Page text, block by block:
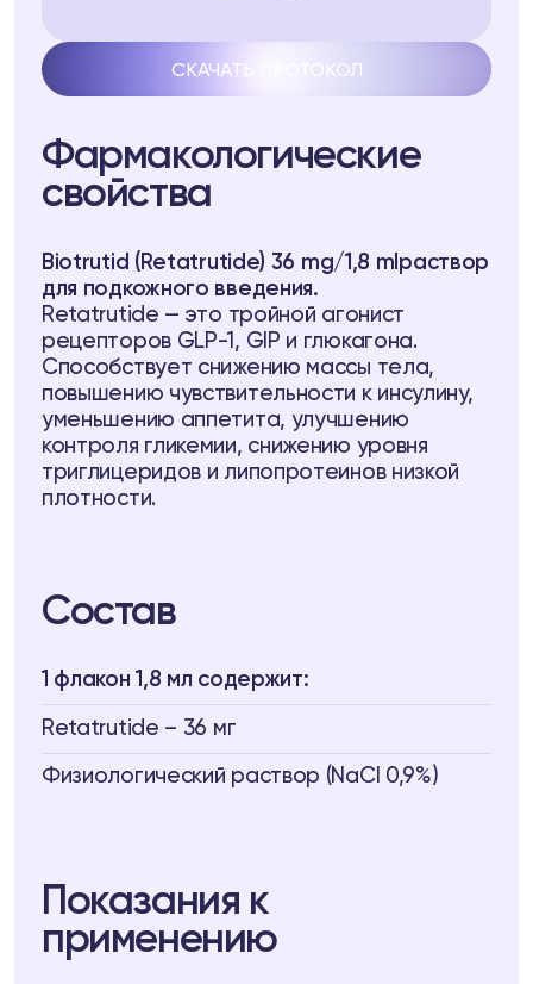
Biopell
Telegram
СКАЧАТЬ ПРОТОКОЛ
Фармакологические
свойства
Biotrutid (Retatrutide) 36 mg/1,8 mlраствор
для подкожного введения.
Retatrutide — это тройной агонист
рецепторов GLP-1, GIP и глюкагона.
Способствует снижению массы тела,
повышению чувствительности к инсулину,
уменьшению аппетита, улучшению
контроля гликемии, снижению уровня
триглицеридов и липопротеинов низкой
плотности.
Состав
1 флакон 1,8 мл содержит:
Retatrutide – 36 мг
Физиологический раствор (NaCl 0,9%)
Показания к
применению